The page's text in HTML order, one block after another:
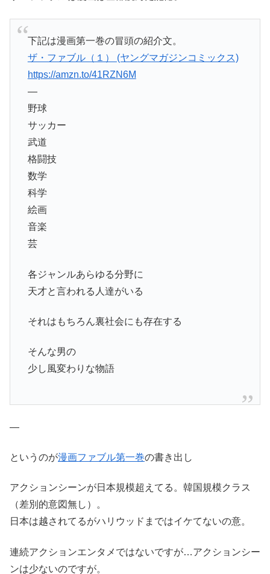
下記は漫画第一巻の冒頭の紹介文。
ザ・ファブル（１） (ヤングマガジンコミックス)
https://amzn.to/41RZN6M
—
野球
サッカー
武道
格闘技
数学
科学
絵画
音楽
芸
各ジャンルあらゆる分野に
天才と言われる人達がいる
それはもちろん裏社会にも存在する
そんな男の
少し風変わりな物語
—
というのが漫画ファブル第一巻の書き出し
アクションシーンが日本規模超えてる。韓国規模クラス
（差別的意図無し）。
日本は越されてるがハリウッドまではイケてないの意。
連続アクションエンタメではないですが…アクションシー
ンは少ないのですが。